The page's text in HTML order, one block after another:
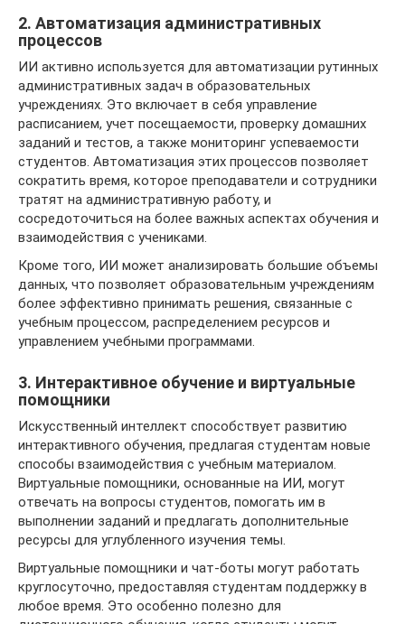
2. Автоматизация административных
процессов
ИИ активно используется для автоматизации рутинных
административных задач в образовательных
учреждениях. Это включает в себя управление
расписанием, учет посещаемости, проверку домашних
заданий и тестов, а также мониторинг успеваемости
студентов. Автоматизация этих процессов позволяет
сократить время, которое преподаватели и сотрудники
тратят на административную работу, и
сосредоточиться на более важных аспектах обучения и
взаимодействия с учениками.
Кроме того, ИИ может анализировать большие объемы
данных, что позволяет образовательным учреждениям
более эффективно принимать решения, связанные с
учебным процессом, распределением ресурсов и
управлением учебными программами.
3. Интерактивное обучение и виртуальные
помощники
Искусственный интеллект способствует развитию
интерактивного обучения, предлагая студентам новые
способы взаимодействия с учебным материалом.
Виртуальные помощники, основанные на ИИ, могут
отвечать на вопросы студентов, помогать им в
выполнении заданий и предлагать дополнительные
ресурсы для углубленного изучения темы.
Виртуальные помощники и чат-боты могут работать
круглосуточно, предоставляя студентам поддержку в
любое время. Это особенно полезно для